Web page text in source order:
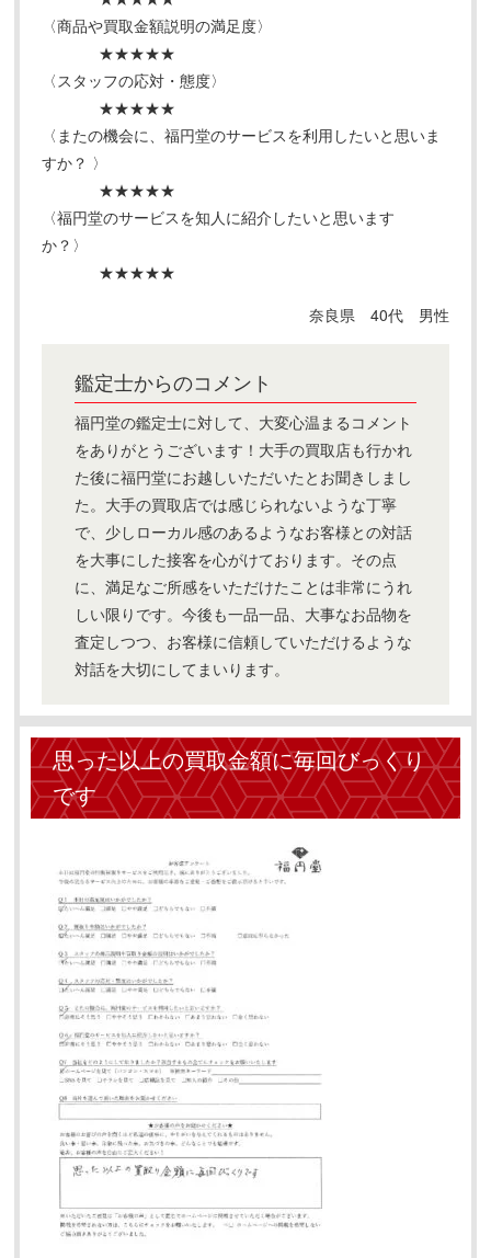
〈商品や買取金額説明の満足度〉
★★★★★
〈スタッフの応対・態度〉
★★★★★
〈またの機会に、福円堂のサービスを利用したいと思いま
すか？ 〉
★★★★★
〈福円堂のサービスを知人に紹介したいと思います
か？〉
★★★★★
奈良県 40代 男性
鑑定士からのコメント
福円堂の鑑定士に対して、大変心温まるコメント
をありがとうございます！大手の買取店も行かれ
た後に福円堂にお越しいただいたとお聞きしまし
た。大手の買取店では感じられないような丁寧
で、少しローカル感のあるようなお客様との対話
を大事にした接客を心がけております。その点
に、満足なご所感をいただけたことは非常にうれ
しい限りです。今後も一品一品、大事なお品物を
査定しつつ、お客様に信頼していただけるような
対話を大切にしてまいります。
思った以上の買取金額に毎回びっくり
です